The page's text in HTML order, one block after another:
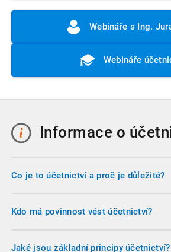
Webináře s Ing.
Webináře
Informace o
Co je to účetnictví a proč je důležité?
slouží nejen podnikateli, ale i státu,
základem pro rozhodování o
Kdo má povinnost vést účetnictví?
zákon o účetnictví. Většina podnikatelů
Jaké jsou základní principy účetnictví?